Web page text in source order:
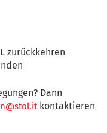
zurückkehren
Dann
kontaktieren